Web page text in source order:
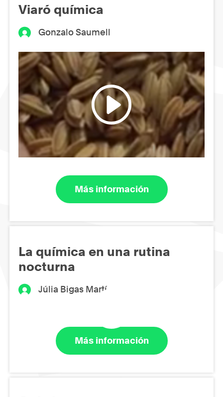
Viaró química
Gonzalo Saumell
Más información
La química en una rutina
nocturna
Júlia Bigas Martí
Más información